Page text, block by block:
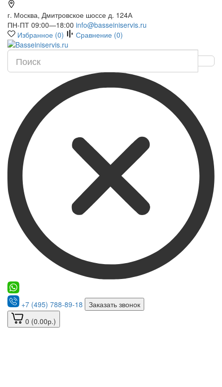
г. Москва, Дмитровское шоссе д. 124А
ПН-ПТ 09:00—18:00 info@basseiniservis.ru
Избранное (0) Сравнение (0)
+7 (495) 788-89-18
Заказать звонок
0 (0.00р.)